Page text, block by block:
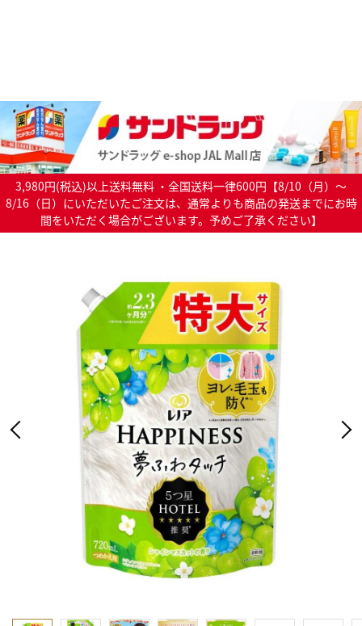
3,980円(税込)以上送料無料 ・全国送料一律600円【8/10（月）～
8/16（日）にいただいたご注文は、通常よりも商品の発送までにお時
間をいただく場合がございます。予めご了承ください】